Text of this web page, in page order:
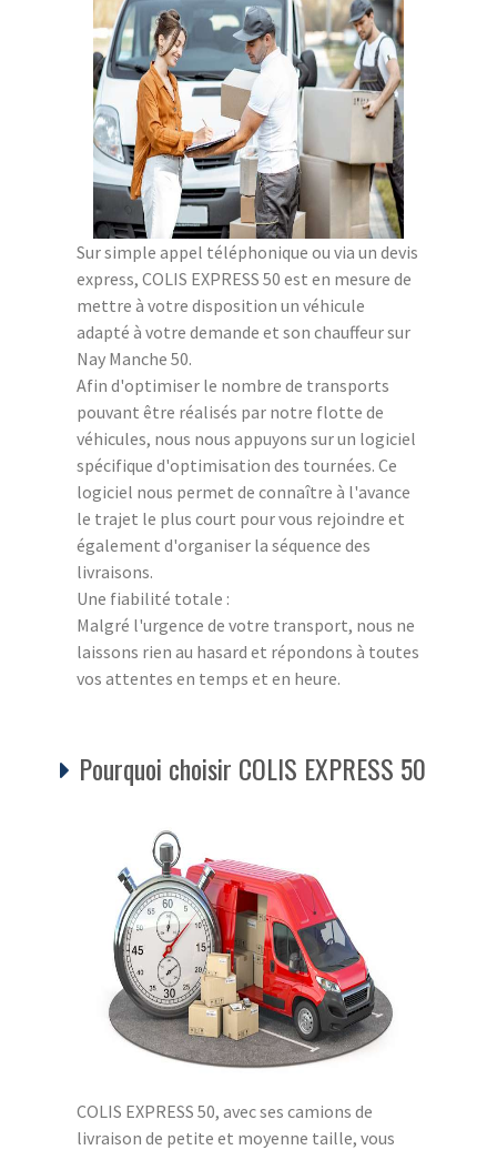
Sur simple appel téléphonique ou via un devis
express, COLIS EXPRESS 50 est en mesure de
mettre à votre disposition un véhicule
adapté à votre demande et son chauffeur sur
Nay Manche 50.
Afin d'optimiser le nombre de transports
pouvant être réalisés par notre flotte de
véhicules, nous nous appuyons sur un logiciel
spécifique d'optimisation des tournées. Ce
logiciel nous permet de connaître à l'avance
le trajet le plus court pour vous rejoindre et
également d'organiser la séquence des
livraisons.
Une fiabilité totale :
Malgré l'urgence de votre transport, nous ne
laissons rien au hasard et répondons à toutes
vos attentes en temps et en heure.
Pourquoi choisir COLIS EXPRESS 50
COLIS EXPRESS 50, avec ses camions de
livraison de petite et moyenne taille, vous